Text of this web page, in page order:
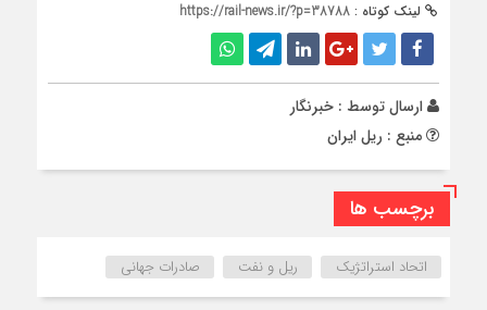
لینک کوتاه : https://rail-news.ir/?p=38788
ارسال توسط : خبرنگار
منبع : ریل ایران
برچسب ها
اتحاد استراتژیک ریل و نفت صادرات جهانی